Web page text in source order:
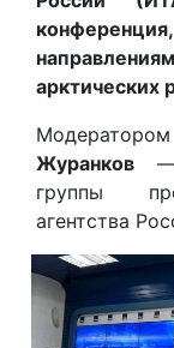
арктических
Журанков —
группы
агентства